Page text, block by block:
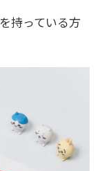
持っている方